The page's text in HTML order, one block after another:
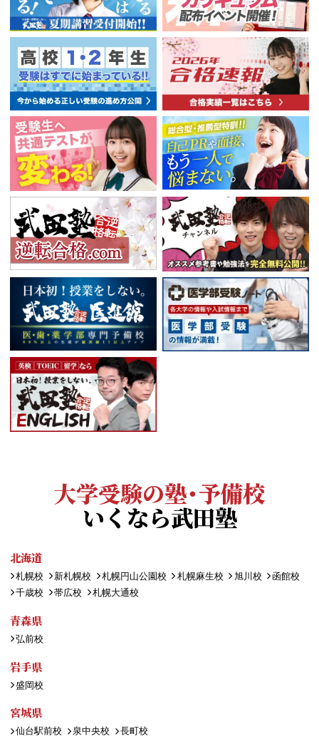
大学受験の塾・予備校
いくなら武田塾
北海道
札幌校 新札幌校 札幌円山公園校 札幌麻生校 旭川校
函館校
千歳校
帯広校 札幌大通校
青森県
弘前校
岩手県
盛岡校
宮城県
仙台駅前校 泉中央校 長町校